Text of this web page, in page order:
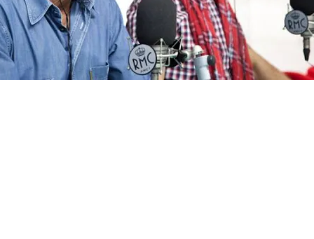
NEWS
FOTO